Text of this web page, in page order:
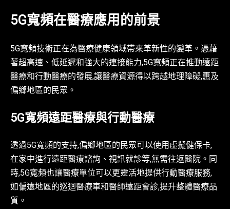
5G寬頻在醫療應用的前景
5G寬頻技術正在為醫療健康領域帶來革新性的變革。憑藉
著超高速、低延遲和強大的連接能力,5G寬頻正在推動遠距
醫療和行動醫療的發展,讓醫療資源得以跨越地理障礙,惠及
偏鄉地區的民眾。
5G寬頻遠距醫療與行動醫療
透過5G寬頻的支持,偏鄉地區的民眾可以使用虛擬健保卡,
在家中進行遠距醫療諮詢、視訊就診等,無需往返醫院。同
時,5G寬頻也讓醫療單位可以更靈活地提供行動醫療服務,
如偏遠地區的巡迴醫療車和醫師遠距會診,提升整體醫療品
質。